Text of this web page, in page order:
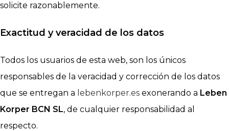
solicite razonablemente.
Exactitud y veracidad de los datos
Todos los usuarios de esta web, son los únicos
responsables de la veracidad y corrección de los datos
que se entregan a lebenkorper.es exonerando a Leben
Korper BCN SL, de cualquier responsabilidad al
respecto.